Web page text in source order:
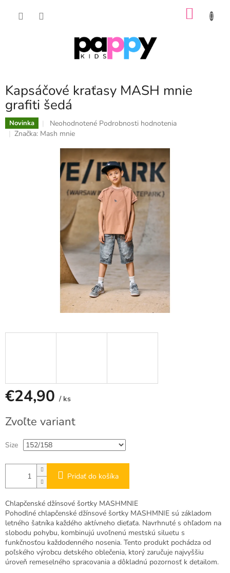
Kapsáčové kraťasy MASH mnie
grafiti šedá
Novinka
Priemerné
hodnotenie
hviezdičiek.
Neohodnotené Podrobnosti hodnotenia
Značka: Mash mnie
€24,90 / ks
cena:
Zvoľte variant
Size
Pridať do košíka
Chlapčenské džínsové šortky MASHMNIE
Pohodlné chlapčenské džínsové šortky MASHMNIE sú základom
letného šatníka každého aktívneho dieťaťa. Navrhnuté s ohľadom na
slobodu pohybu, kombinujú uvoľnenú mestskú siluetu s
funkčnosťou každodenného nosenia. Tento produkt pochádza od
poľského výrobcu detského oblečenia, ktorý zaručuje najvyššiu
úroveň remeselného spracovania a dôkladnú pozornosť k detailom.